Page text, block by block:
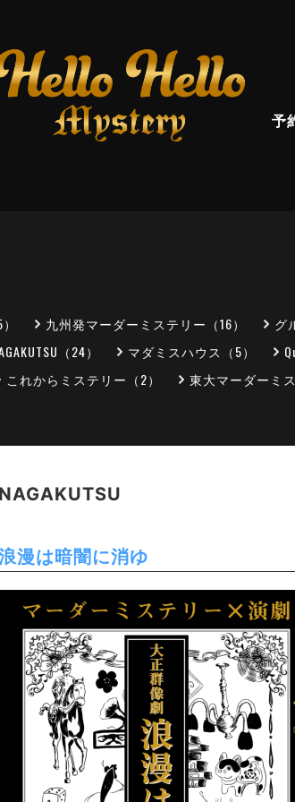
予
九州発マーダーミステリー（16） グ
（24） マダミスハウス（5）
これからミステリー（2）
東大マーダーミ
NAGAKUTSU
漫は暗闇に消ゆ